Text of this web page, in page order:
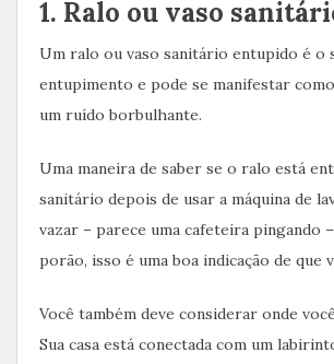
1. Ralo ou vaso
Um ralo ou vaso sanitário entupido é o
entupimento e pode se manifestar
um ruído borbulhante.
Uma maneira de saber se o ralo está
sanitário depois de usar a máquina de
vazar – parece uma cafeteira pingando
porão, isso é uma boa indicação de
Você também deve considerar onde
Sua casa está conectada com um